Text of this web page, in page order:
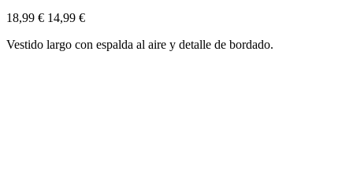
18,99 € 14,99 €
Vestido largo con espalda al aire y detalle de bordado.